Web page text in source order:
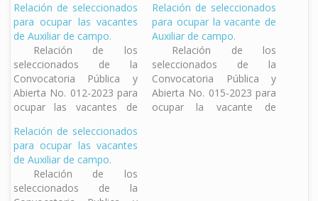
Relación de seleccionados
para ocupar las vacantes
de Auxiliar de campo.
Relación de los
seleccionados de la
Convocatoria Pública y
Abierta No. 012-2023 para
ocupar las vacantes de
el Programa Vigilancia
Epidemiológica
Fitosanitaria: Ibsen A.
Estrada Ramirez Les
deseamos éxito en su
Relación de seleccionados
para ocupar la vacante de
Auxiliar de campo.
Relación de los
seleccionados de la
Convocatoria Pública y
Abierta No. 015-2023 para
ocupar la vacante de
Relación de seleccionados
para ocupar las vacantes
de Auxiliar de campo.
Relación de los
seleccionados de la